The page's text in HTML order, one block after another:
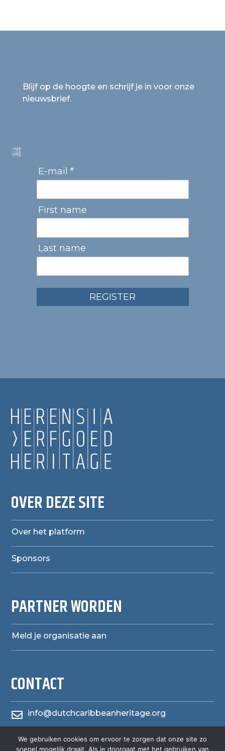
Blijf op de hoogte en schrijf je in voor onze
nieuwsbrief.
E-mail *
First name
Last name
REGISTER
OVER DEZE SITE
Over het platform
Sponsors
PARTNER WORDEN
Meld je organisatie aan
CONTACT
 info@dutchcaribbeanheritage.org
 herensiaerfgoedheritage
We gebruiken cookies om ervoor te zorgen dat onze site zo
soepel mogelijk draait. Als je doorgaat met het gebruiken van